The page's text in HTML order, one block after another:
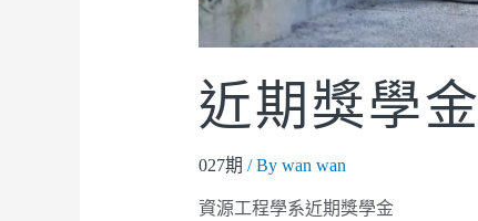
近期獎學金
027期 / By wan wan
資源工程學系近期獎學金